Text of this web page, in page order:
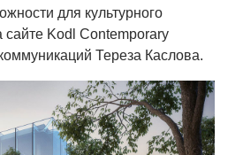
для культурного
Kodl Contemporary
Тереза Каслова.